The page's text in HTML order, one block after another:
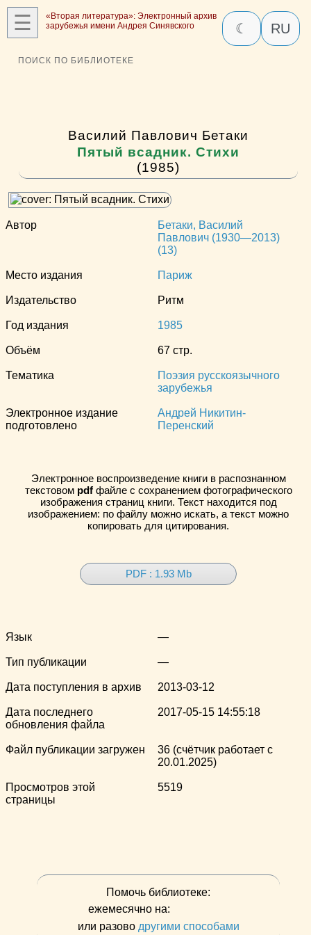
☰
«Вторая литература»: Электронный архив
зарубежья имени Андрея Синявского
☾ RU
ПОИСК ПО БИБЛИОТЕКЕ
Василий Павлович Бетаки
Пятый всадник. Стихи
(1985)
Автор
Бетаки, Василий
Павлович (1930—2013)
(13)
Место издания Париж
Издательство Ритм
Год издания 1985
Объём 67 стр.
Тематика
Поэзия русскоязычного
зарубежья
Электронное издание
подготовлено
Андрей Никитин-
Перенский
Электронное воспроизведение книги в распознанном
текстовом pdfфайле с сохранением фотографического
изображения страниц книги. Текст находится под
изображением: по файлу можно искать, а текст можно
копировать для цитирования.
PDF : 1.93 Mb
Язык —
Тип публикации —
Дата поступления в архив 2013-03-12
Дата последнего
обновления файла
2017-05-15 14:55:18
Файл публикации загружен
36 (счётчик работает с
20.01.2025)
Просмотров этой
страницы
5519
Помочь библиотеке:
ежемесячно на:
или разово другими способами